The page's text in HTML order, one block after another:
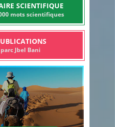
SCIENTIFIQUE
mots scientifiques
Jbel Bani